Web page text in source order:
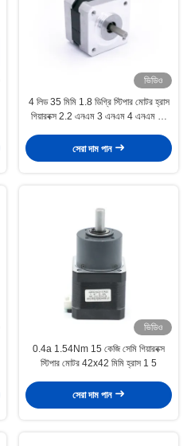
ভিডিও
4 লিড 35 মিমি 1.8 ডিগ্রি স্টিপার মোটর হ্রাস
গিয়ারবক্স 2.2 এনএম 3 এনএম 4 এনএম এর
সেরা দাম পান
ভিডিও
0.4a 1.54Nm 15 কেজি সেমি গিয়ারবক্স
স্টিপার মোটর 42x42 মিমি হ্রাস 1 5
সেরা দাম পান